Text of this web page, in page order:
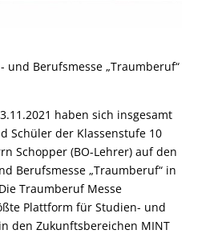
und Berufsmesse „Traumberuf“
haben sich insgesamt
Schüler der Klassenstufe 10
Schopper (BO-Lehrer) auf den
Berufsmesse „Traumberuf“ in
Traumberuf Messe
Plattform für Studien- und
den Zukunftsbereichen MINT